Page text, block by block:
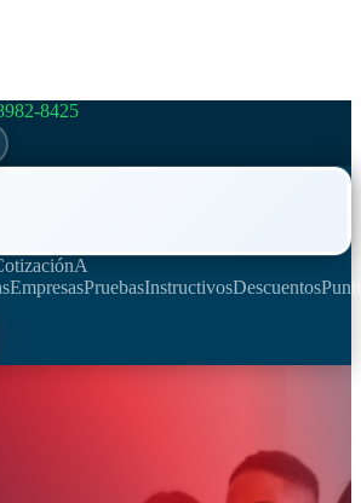
8425
A
EmpresasPruebasInstructivosDescuentos